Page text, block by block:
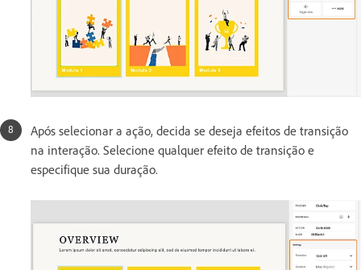
Após selecionar a ação, decida se deseja efeitos de transição
na interação. Selecione qualquer efeito de transição e
especifique sua duração.